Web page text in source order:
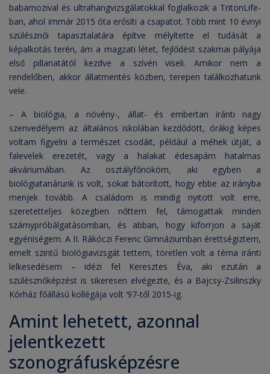
babamozival és ultrahangvizsgálatokkal foglalkozik a TritonLife-
ban, ahol immár 2015 óta erősíti a csapatot. Több mint 10 évnyi
szülésznői tapasztalatára építve mélyítette el tudását a
képalkotás terén, ám a magzati létet, fejlődést szakmai pályája
első pillanatától kezdve a szívén viseli. Amikor nem a
rendelőben, akkor állatmentés közben, terepen találkozhatunk
vele.
– A biológia, a növény-, állat- és embertan iránti nagy
szenvedélyem az általános iskolában kezdődött, órákig képes
voltam figyelni a természet csodáit, például a méhek útját, a
falevelek erezetét, vagy a halakat édesapám hatalmas
akváriumában. Az osztályfőnököm, aki egyben a
biológiatanárunk is volt, sokat bátorított, hogy ebbe az irányba
menjek tovább. A családom is mindig nyitott volt erre,
szeretetteljes közegben nőttem fel, támogattak minden
szárnypróbálgatásomban, és abban, hogy kiforrjon a saját
egyéniségem. A II. Rákóczi Ferenc Gimnáziumban érettségiztem,
emelt szintű biológiavizsgát tettem, töretlen volt a téma iránti
lelkesedésem – idézi fel Keresztes Éva, aki ezután a
szülésznőképzést is sikeresen elvégezte, és a Bajcsy-Zsilinszky
Kórház főállású kollégája volt ‘97-től 2015-ig.
Amint lehetett, azonnal
jelentkezett
szonográfusképzésre